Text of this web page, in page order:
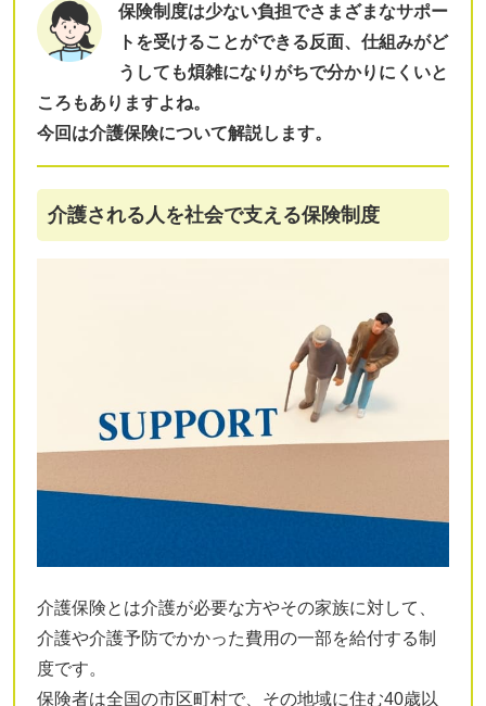
保険制度は少ない負担でさまざまなサポー
トを受けることができる反面、仕組みがど
うしても煩雑になりがちで分かりにくいと
ころもありますよね。
今回は介護保険について解説します。
介護される人を社会で支える保険制度
介護保険とは介護が必要な方やその家族に対して、
介護や介護予防でかかった費用の一部を給付する制
度です。
保険者は全国の市区町村で、その地域に住む40歳以